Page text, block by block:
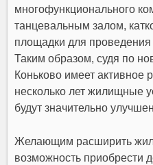
многофункционального
танцевальным залом,
площадки для проведения
Таким образом, судя по
Коньково имеет активное
несколько лет жилищные
будут значительно
Желающим расширить
возможность приобрести